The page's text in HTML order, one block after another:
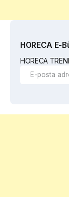
HORECA E-
HORECA